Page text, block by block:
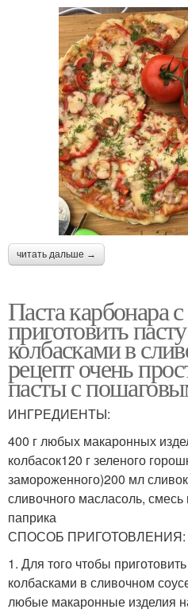
читать дальше →
Паста карбонара
приготовить
колбасками в
рецепт очень
пасты с
ИНГРЕДИЕНТЫ:
400 г любых макаронных
колбасок120 г зеленого
замороженного)200 мл
сливочного масласоль,
паприка
СПОСОБ ПРИГОТОВЛЕНИЯ:
1. Для того чтобы
колбасками в сливочном
любые макаронные изделия